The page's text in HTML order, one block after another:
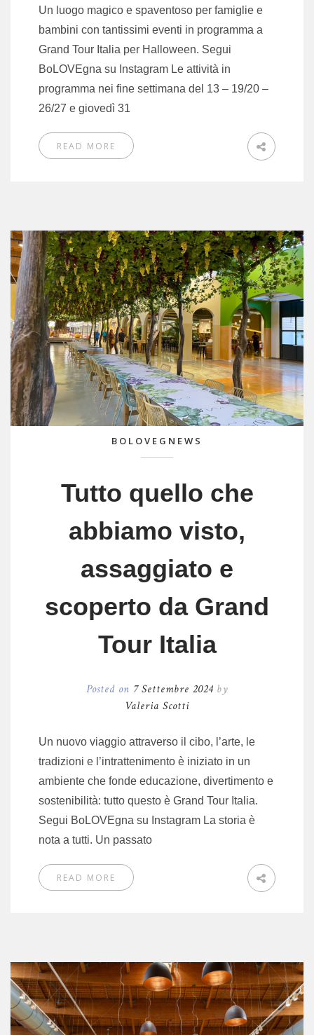
Un luogo magico e spaventoso per famiglie e
bambini con tantissimi eventi in programma a
Grand Tour Italia per Halloween. Segui
BoLOVEgna su Instagram Le attività in
programma nei fine settimana del 13 – 19/20 –
26/27 e giovedì 31
READ MORE
BOLOVEGNEWS
Tutto quello che
abbiamo visto,
assaggiato e
scoperto da Grand
Tour Italia
Posted on 7 Settembre 2024 by
Valeria Scotti
Un nuovo viaggio attraverso il cibo, l’arte, le
tradizioni e l’intrattenimento è iniziato in un
ambiente che fonde educazione, divertimento e
sostenibilità: tutto questo è Grand Tour Italia.
Segui BoLOVEgna su Instagram La storia è
nota a tutti. Un passato
READ MORE